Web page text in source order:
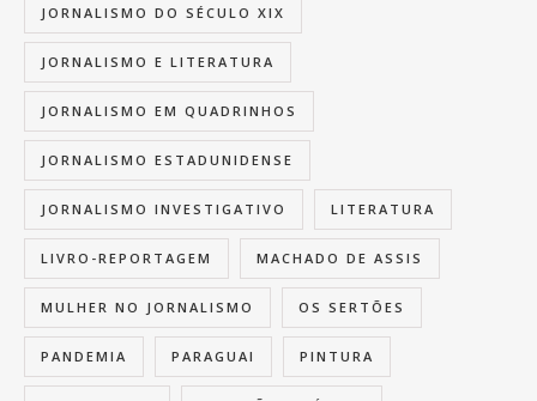
JORNALISMO DO SÉCULO XIX
JORNALISMO E LITERATURA
JORNALISMO EM QUADRINHOS
JORNALISMO ESTADUNIDENSE
JORNALISMO INVESTIGATIVO LITERATURA
LIVRO-REPORTAGEM MACHADO DE ASSIS
MULHER NO JORNALISMO OS SERTÕES
PANDEMIA PARAGUAI PINTURA